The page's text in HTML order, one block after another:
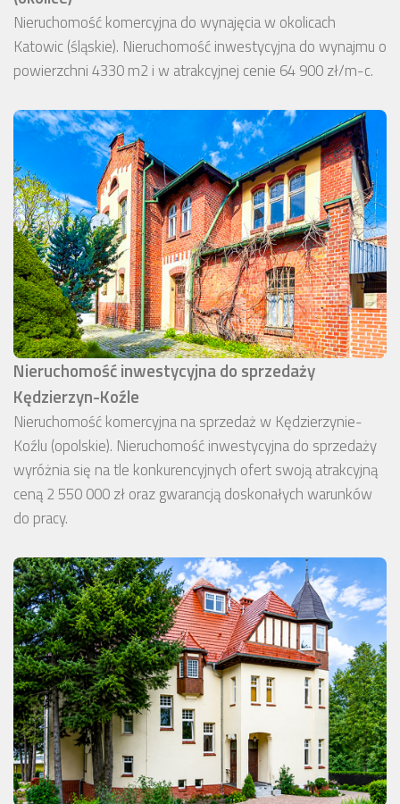
Nieruchomość komercyjna do wynajęcia w okolicach
Katowic (śląskie). Nieruchomość inwestycyjna do wynajmu o
powierzchni 4330 m2 i w atrakcyjnej cenie 64 900 zł/m-c.
Nieruchomość inwestycyjna do sprzedaży
Kędzierzyn-Koźle
Nieruchomość komercyjna na sprzedaż w Kędzierzynie-
Koźlu (opolskie). Nieruchomość inwestycyjna do sprzedaży
wyróżnia się na tle konkurencyjnych ofert swoją atrakcyjną
ceną 2 550 000 zł oraz gwarancją doskonałych warunków
do pracy.